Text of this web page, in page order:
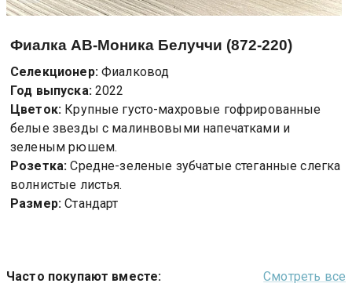
Фиалка АВ-Моника Белуччи (872-220)
Селекционер: Фиалковод
Год выпуска: 2022
Цветок: Крупные густо-махровые гофрированные
белые звезды с малинвовыми напечатками и
зеленым рюшем.
Розетка: Средне-зеленые зубчатые стеганные слегка
волнистые листья.
Размер: Стандарт
Часто покупают вместе: Смотреть все